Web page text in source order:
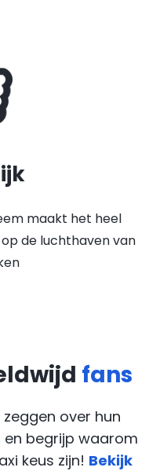
maakt het heel
de luchthaven van
fans
over hun
en begrijp waarom
keus zijn! Bekijk